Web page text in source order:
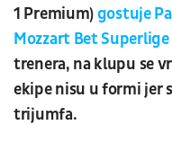
1 Premium) gostuje
Mozzart Bet
trenera, na klupu se
ekipe nisu u formi jer
trijumfa.